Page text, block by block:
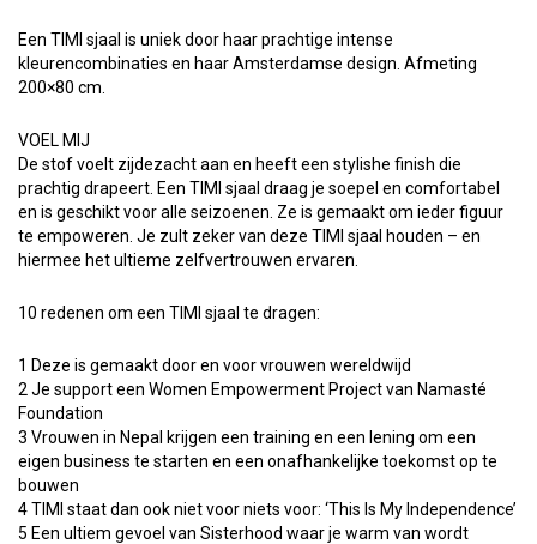
Een TIMI sjaal is uniek door haar prachtige intense
kleurencombinaties en haar Amsterdamse design. Afmeting
200×80 cm.
VOEL MIJ
De stof voelt zijdezacht aan en heeft een stylishe finish die
prachtig drapeert. Een TIMI sjaal draag je soepel en comfortabel
en is geschikt voor alle seizoenen. Ze is gemaakt om ieder figuur
te empoweren. Je zult zeker van deze TIMI sjaal houden – en
hiermee het ultieme zelfvertrouwen ervaren.
10 redenen om een TIMI sjaal te dragen:
1 Deze is gemaakt door en voor vrouwen wereldwijd
2 Je support een Women Empowerment Project van Namasté
Foundation
3 Vrouwen in Nepal krijgen een training en een lening om een
eigen business te starten en een onafhankelijke toekomst op te
bouwen
4 TIMI staat dan ook niet voor niets voor: ‘This Is My Independence’
5 Een ultiem gevoel van Sisterhood waar je warm van wordt